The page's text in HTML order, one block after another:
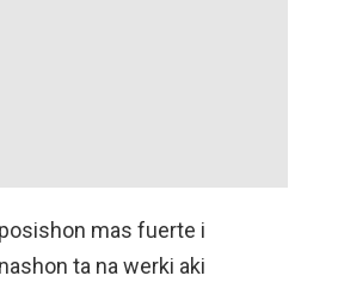
mas fuerte i
ta na werki aki